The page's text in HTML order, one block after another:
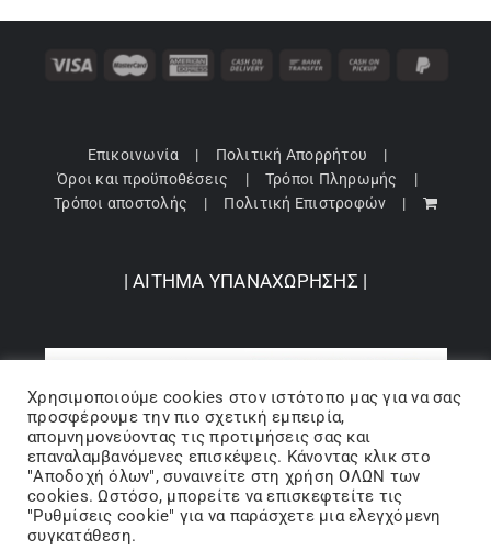
Επικοινωνία
Πολιτική Απορρήτου
Όροι και προϋποθέσεις
Τρόποι Πληρωμής
Τρόποι αποστολής
Πολιτική Επιστροφών
| ΑΙΤΗΜΑ ΥΠΑΝΑΧΩΡΗΣΗΣ |
Copyright 2024 © Barbopoulos store - All Rights Reserved |
Χρησιμοποιούμε cookies στον ιστότοπo μας για να σας
προσφέρουμε την πιο σχετική εμπειρία,
απομνημονεύοντας τις προτιμήσεις σας και
επαναλαμβανόμενες επισκέψεις. Κάνοντας κλικ στο
"Αποδοχή όλων", συναινείτε στη χρήση ΟΛΩΝ των
cookies. Ωστόσο, μπορείτε να επισκεφτείτε τις
"Ρυθμίσεις cookie" για να παράσχετε μια ελεγχόμενη
συγκατάθεση.